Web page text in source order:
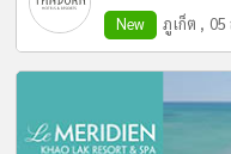
New ภูเก็ต , 05